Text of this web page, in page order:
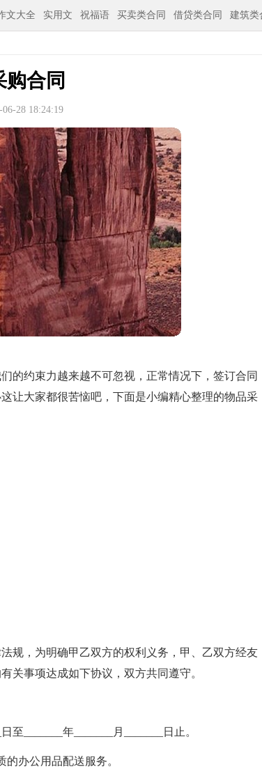
文大全 实用文 祝福语 买卖类合同 借贷类合同 建筑类
购合同
28 18:24:19
的约束力越来越不可忽视，正常情况下，签订合同
让大家都很苦恼吧，下面是小编精心整理的物品采
规，为明确甲乙双方的权利义务，甲、乙双方经友
关事项达成如下协议，双方共同遵守。
至_______年_______月_______日止。
办公用品配送服务。